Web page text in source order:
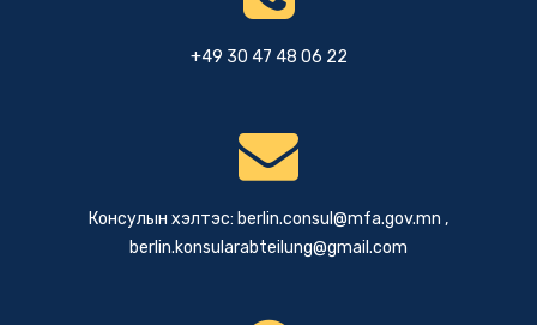
+49 30 47 48 06 22
Консулын хэлтэс: berlin.consul@mfa.gov.mn ,
berlin.konsularabteilung@gmail.com